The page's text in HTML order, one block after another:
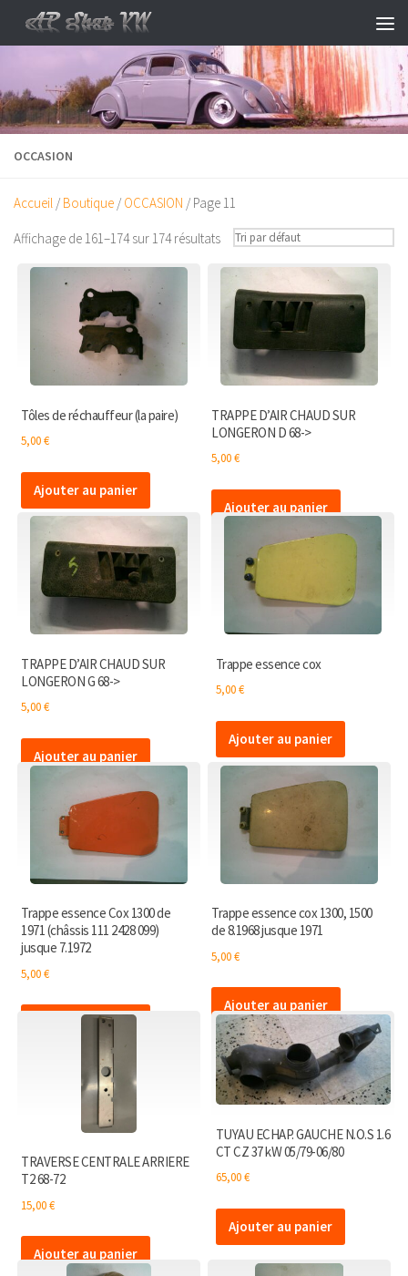
Skip to content
OCCASION
Accueil / Boutique / OCCASION / Page 11
Affichage de 161–174 sur 174 résultats
Tôles de réchauffeur (la paire)
5,00€
Ajouter au panier
TRAPPE D’AIR CHAUD SUR
LONGERON D 68->
5,00€
Ajouter au panier
TRAPPE D’AIR CHAUD SUR
LONGERON G 68->
5,00€
Ajouter au panier
Trappe essence cox
5,00€
Ajouter au panier
Trappe essence Cox 1300 de
1971 (châssis 111 2428 099)
jusque 7.1972
5,00€
Ajouter au panier
Trappe essence cox 1300, 1500
de 8.1968 jusque 1971
5,00€
Ajouter au panier
TRAVERSE CENTRALE ARRIERE
T2 68-72
15,00€
Ajouter au panier
TUYAU ECHAP. GAUCHE N.O.S 1.6
CT CZ 37 kW 05/79-06/80
65,00€
Ajouter au panier